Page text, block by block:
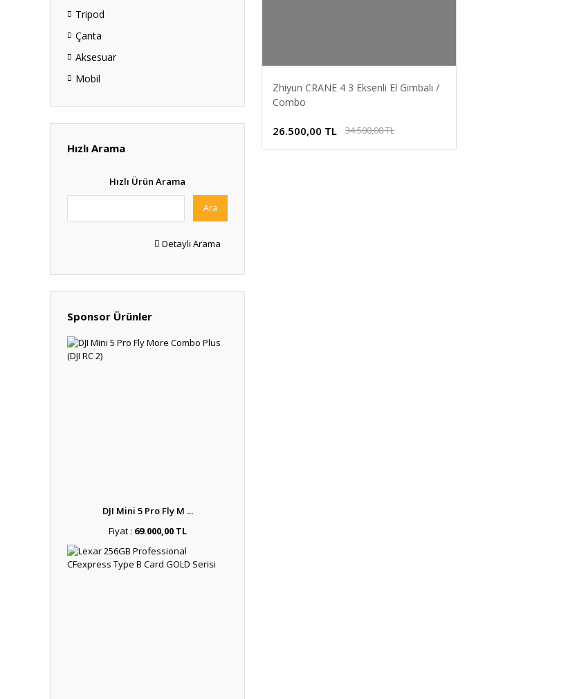
Tripod
Çanta
Aksesuar
Mobil
Hızlı Arama
Hızlı Ürün Arama
Ara
Detaylı Arama
Sponsor Ürünler
DJI Mini 5 Pro Fly M ...
Fiyat : 69.000,00 TL
Zhiyun CRANE 4 3 Eksenli El Gimbalı /
Combo
26.500,00 TL 34.500,00 TL